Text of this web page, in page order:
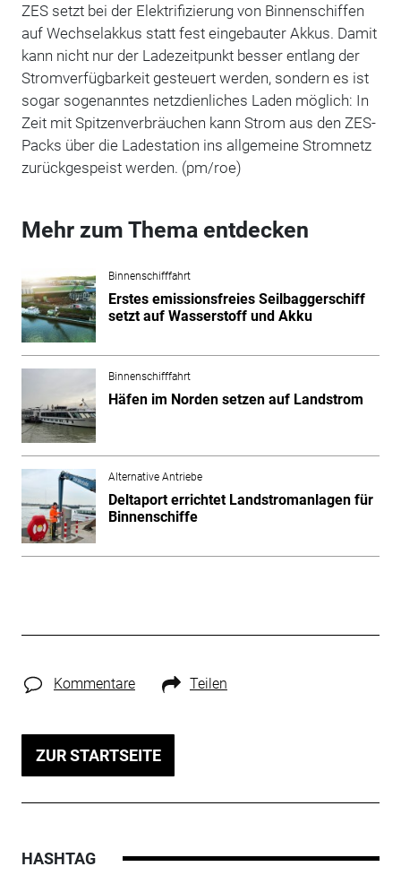
ZES setzt bei der Elektrifizierung von Binnenschiffen
auf Wechselakkus statt fest eingebauter Akkus. Damit
kann nicht nur der Ladezeitpunkt besser entlang der
Stromverfügbarkeit gesteuert werden, sondern es ist
sogar sogenanntes netzdienliches Laden möglich: In
Zeit mit Spitzenverbräuchen kann Strom aus den ZES-
Packs über die Ladestation ins allgemeine Stromnetz
zurückgespeist werden. (pm/roe)
Mehr zum Thema entdecken
Binnenschifffahrt
Erstes emissionsfreies Seilbaggerschiff
setzt auf Wasserstoff und Akku
Binnenschifffahrt
Häfen im Norden setzen auf Landstrom
Alternative Antriebe
Deltaport errichtet Landstromanlagen für
Binnenschiffe
Kommentare Teilen
ZUR STARTSEITE
HASHTAG